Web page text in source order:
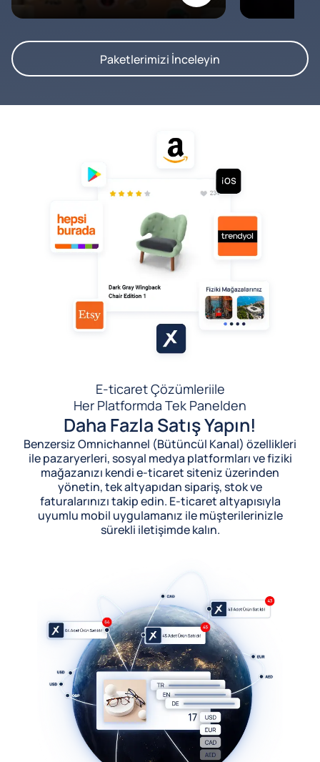
Paketlerimizi İnceleyin
E-ticaret Çözümleriile
Her Platformda Tek Panelden
Daha Fazla Satış Yapın!
Benzersiz Omnichannel (Bütüncül Kanal) özellikleri
ile pazaryerleri, sosyal medya platformları ve fiziki
mağazanızı kendi e-ticaret siteniz üzerinden
yönetin, tek altyapıdan sipariş, stok ve
faturalarınızı takip edin. E-ticaret altyapısıyla
uyumlu mobil uygulamanız ile müşterilerinizle
sürekli iletişimde kalın.